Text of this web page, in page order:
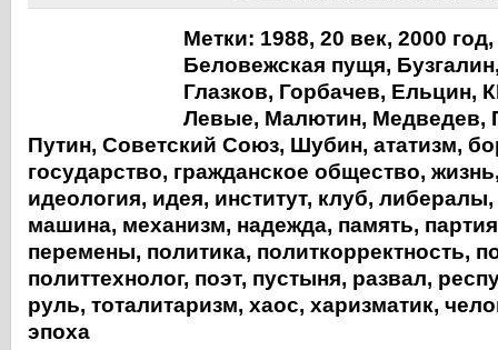
Метки: 1988, 20 век, 2000 год,
Беловежская пущя, Бузгалин
Глазков, Горбачев, Ельцин,
Левые, Малютин, Медведев,
Путин, Советский Союз, Шубин, ататизм,
государство, гражданское общество, жизнь
идеология, идея, институт, клуб, либералы,
машина, механизм, надежда, память, партия
перемены, политика, политкорректность,
политтехнолог, поэт, пустыня, развал,
руль, тоталитаризм, хаос, харизматик,
эпоха